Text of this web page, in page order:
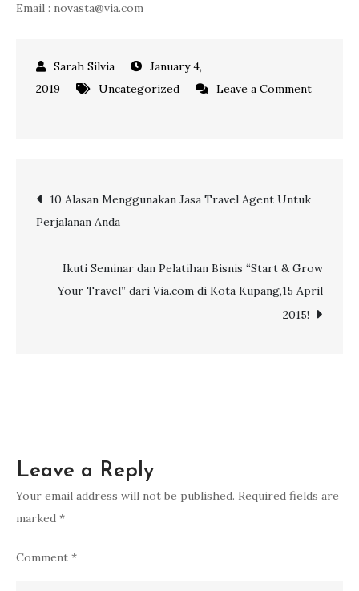
Email : novasta@via.com
January 4,
2019
Uncategorized
Leave a Comment
Training
dari
–
Juni
2015
Post
navigation
10 Alasan Menggunakan Jasa Travel Agent Untuk
Perjalanan Anda
Ikuti Seminar dan Pelatihan Bisnis “Start & Grow
Your Travel” dari Via.com di Kota Kupang,15 April
2015!
Leave a Reply
Your email address will not be published. Required fields are
marked *
Comment *